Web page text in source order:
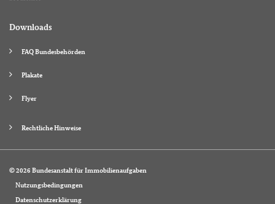
Downloads
FAQ Bundesbehörden
Plakate
Flyer
Rechtliche Hinweise
© 2026 Bundesanstalt für Immobilienaufgaben
Nutzungsbedingungen
Datenschutzerklärung